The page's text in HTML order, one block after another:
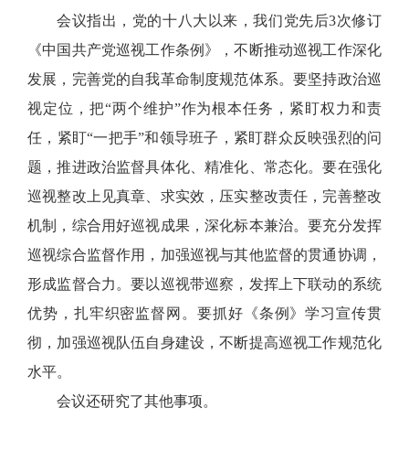
会议指出，党的十八大以来，我们党先后3次修订
《中国共产党巡视工作条例》，不断推动巡视工作深化
发展，完善党的自我革命制度规范体系。要坚持政治巡
视定位，把“两个维护”作为根本任务，紧盯权力和责
任，紧盯“一把手”和领导班子，紧盯群众反映强烈的问
题，推进政治监督具体化、精准化、常态化。要在强化
巡视整改上见真章、求实效，压实整改责任，完善整改
机制，综合用好巡视成果，深化标本兼治。要充分发挥
巡视综合监督作用，加强巡视与其他监督的贯通协调，
形成监督合力。要以巡视带巡察，发挥上下联动的系统
优势，扎牢织密监督网。要抓好《条例》学习宣传贯
彻，加强巡视队伍自身建设，不断提高巡视工作规范化
水平。
会议还研究了其他事项。